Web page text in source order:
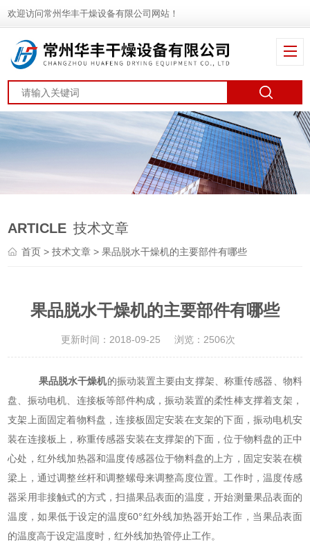
欢迎访问常州华丰干燥设备有限公司网站！
ARTICLE 技术文章
首页 >技术文章 > 果品脱水干燥机的主要部件有哪些
果品脱水干燥机的主要部件有哪些
更新时间：2018-09-25 浏览：2506次
果品脱水干燥机的振动装置主要由支撑架、称重传感器、物料
盘、振动电机、连接板等部件构成，振动装置的柔性棒支撑着支架，
支架上面固定着物料盘，连接板固定安装在支架的下面，振动电机安
装在连接板上，称重传感器安装在支撑架的下面，位于物料盘的正中
心处，红外线加热器和温度传感器位于物料盘的上方，固定安装在横
梁上，通过调整丝杆和调整螺母来调整高度位置。工作时，温度传感
器采用非接触式的方式，扫描果品表面的温度，开始测量果品表面的
温度，如果低于设定的温度60°红外线加热器开始工作，当果品表面
的温度高于设定温度时，红外线加热管停止工作。